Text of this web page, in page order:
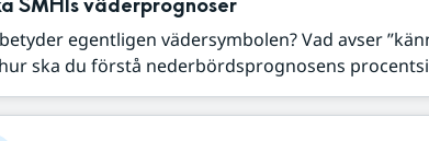
SMHIs väderprognoser
egentligen vädersymbolen? Vad avser
ska du förstå nederbördsprognosens